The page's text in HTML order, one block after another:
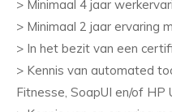
> Minimaal 4 jaar
> Minimaal 2 jaar ervaring
> In het bezit van een
> Kennis van automated
Fitnesse, SoapUI en/of HP